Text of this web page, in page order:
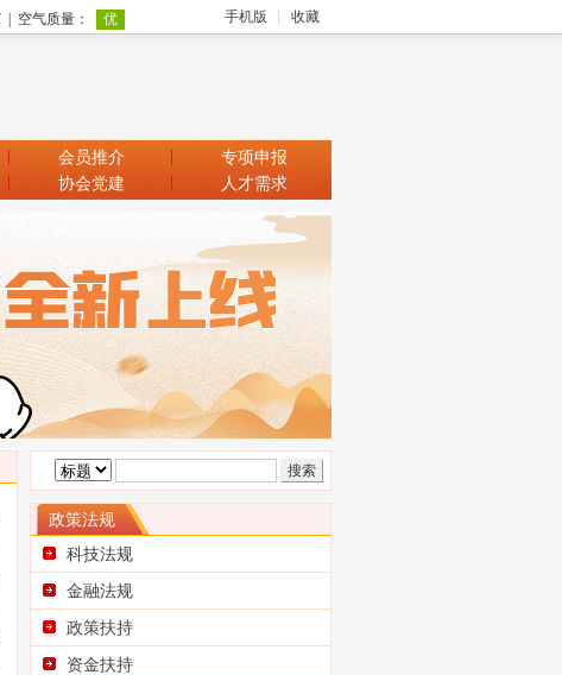
收藏
手机版
会员推介
专项申报
协会党建 人才需求
政策法规
科技法规
金融法规
政策扶持
资金扶持